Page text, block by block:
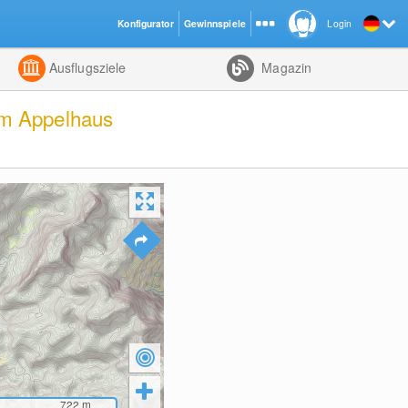
Kombiniert
Ausflugsziele Magazin
Appelhaus
722m
Login
Konfigurator Gewinnspiele